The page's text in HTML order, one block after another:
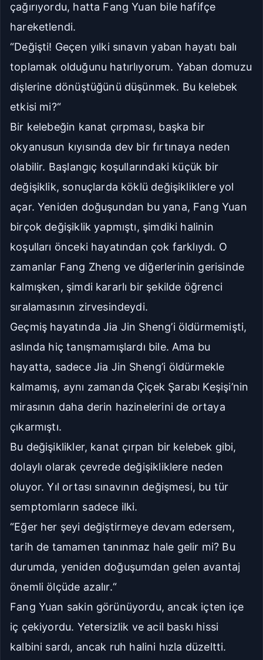
çağırıyordu, hatta Fang Yuan bile hafifçe
hareketlendi.
“Değişti! Geçen yılki sınavın yaban hayatı balı
toplamak olduğunu hatırlıyorum. Yaban domuzu
dişlerine dönüştüğünü düşünmek. Bu kelebek
etkisi mi?“
Bir kelebeğin kanat çırpması, başka bir
okyanusun kıyısında dev bir fırtınaya neden
olabilir. Başlangıç koşullarındaki küçük bir
değişiklik, sonuçlarda köklü değişikliklere yol
açar. Yeniden doğuşundan bu yana, Fang Yuan
birçok değişiklik yapmıştı, şimdiki halinin
koşulları önceki hayatından çok farklıydı. O
zamanlar Fang Zheng ve diğerlerinin gerisinde
kalmışken, şimdi kararlı bir şekilde öğrenci
sıralamasının zirvesindeydi.
Geçmiş hayatında Jia Jin Sheng’i öldürmemişti,
aslında hiç tanışmamışlardı bile. Ama bu
hayatta, sadece Jia Jin Sheng’i öldürmekle
kalmamış, aynı zamanda Çiçek Şarabı Keşişi’nin
mirasının daha derin hazinelerini de ortaya
çıkarmıştı.
Bu değişiklikler, kanat çırpan bir kelebek gibi,
dolaylı olarak çevrede değişikliklere neden
oluyor. Yıl ortası sınavının değişmesi, bu tür
semptomların sadece ilki.
“Eğer her şeyi değiştirmeye devam edersem,
tarih de tamamen tanınmaz hale gelir mi? Bu
durumda, yeniden doğuşumdan gelen avantaj
önemli ölçüde azalır.“
Fang Yuan sakin görünüyordu, ancak içten içe
iç çekiyordu. Yetersizlik ve acil baskı hissi
kalbini sardı, ancak ruh halini hızla düzeltti.